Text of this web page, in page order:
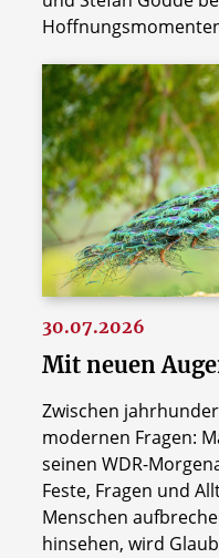
30.07.2026
Mit neuen
Zwischen
modernen Fragen:
seinen WDR-
Feste, Fragen und
Menschen
hinsehen, wird